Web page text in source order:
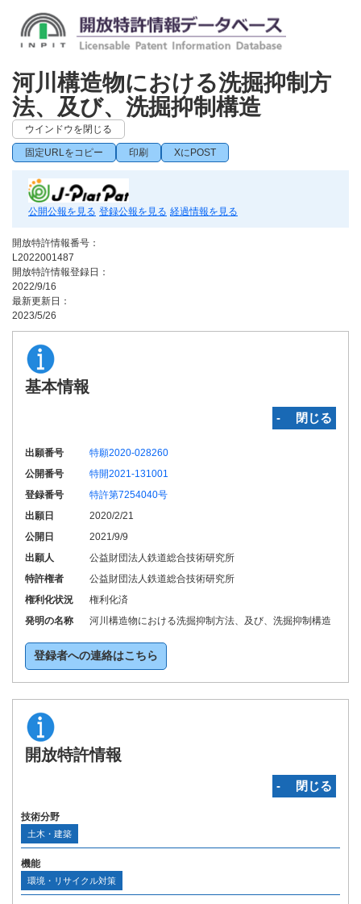
河川構造物における洗掘抑制方
法、及び、洗掘抑制構造
ウインドウを閉じる
固定URLをコピー 印刷 XにPOST
公開公報を見る 登録公報を見る 経過情報を見る
開放特許情報番号：
L2022001487
開放特許情報登録日：
2022/9/16
最新更新日：
2023/5/26
基本情報
‐ 閉じる
出願番号
特願2020-028260
公開番号
特開2021-131001
登録番号
特許第7254040号
出願日
2020/2/21
公開日
2021/9/9
出願人
公益財団法人鉄道総合技術研究所
特許権者
公益財団法人鉄道総合技術研究所
権利化状況
権利化済
発明の名称
河川構造物における洗掘抑制方法、及び、洗掘抑制構造
登録者への連絡はこちら
開放特許情報
‐ 閉じる
技術分野
土木・建築
機能
環境・リサイクル対策